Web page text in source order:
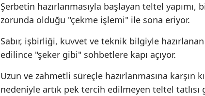
Şerbetin hazırlanmasıyla başlayan teltel
zorunda olduğu "çekme işlemi" ile sona eriyor.
Sabır, işbirliği, kuvvet ve teknik bilgiyle
edilince "şeker gibi" sohbetlere kapı açıyor.
Uzun ve zahmetli süreçle hazırlanmasına karşın
nedeniyle artık pek tercih edilmeyen teltel tatlısı